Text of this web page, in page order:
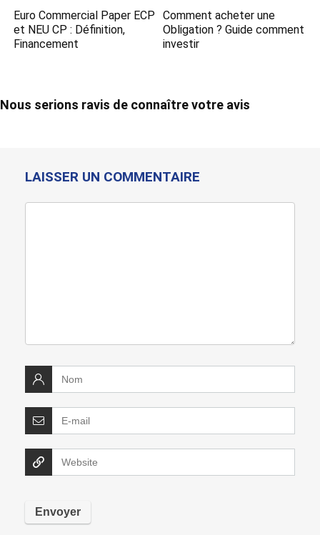
Euro Commercial Paper ECP
et NEU CP : Définition,
Financement
Comment acheter une
Obligation​ ? Guide comment
investir
Nous serions ravis de connaître votre avis
LAISSER UN COMMENTAIRE